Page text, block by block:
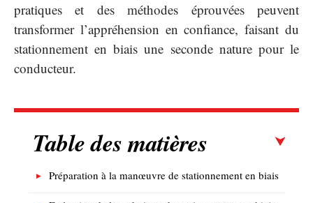
pratiques et des méthodes éprouvées peuvent
transformer l’appréhension en confiance, faisant du
stationnement en biais une seconde nature pour le
conducteur.
Table des matières
Préparation à la manœuvre de stationnement en biais